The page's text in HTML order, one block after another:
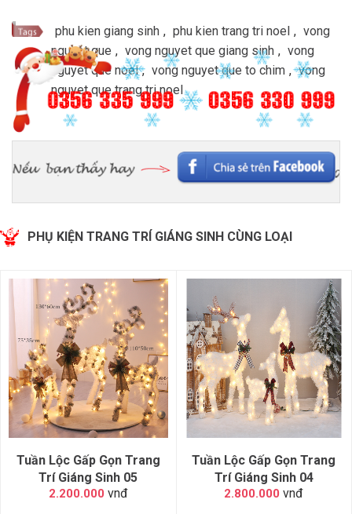
phu kien giang sinh , phu kien trang tri noel , vong
nguyet que , vong nguyet que giang sinh , vong
nguyet que noel , vong nguyet que to chim , vong
nguyet que trang tri noel
PHỤ KIỆN TRANG TRÍ GIÁNG SINH CÙNG LOẠI
Tuần Lộc Gấp Gọn Trang
Trí Giáng Sinh 05
2.200.000 vnđ
Tuần Lộc Gấp Gọn Trang
Trí Giáng Sinh 04
2.800.000 vnđ